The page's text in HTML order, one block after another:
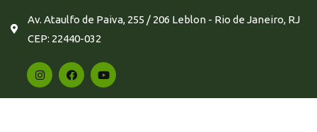
Av. Ataulfo de Paiva, 255 / 206 Leblon - Rio de Janeiro, RJ
CEP: 22440-032